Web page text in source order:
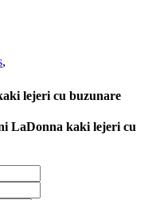
,
lejeri cu buzunare
LaDonna kaki lejeri cu